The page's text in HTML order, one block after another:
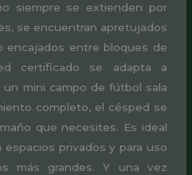
siempre se extienden por
se encuentran apretujados
encajados entre bloques de
certificado se adapta a
un mini campo de fútbol sala
completo, el césped se
que necesites. Es ideal
privados y para uso
más grandes. Y una vez